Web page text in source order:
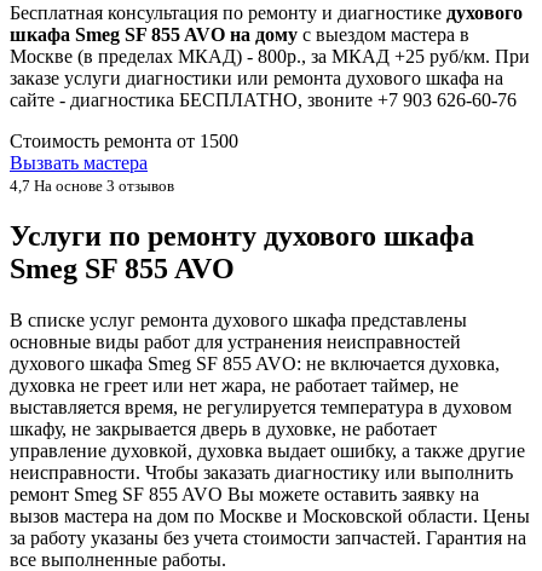
Бесплатная консультация по ремонту и диагностике духового
шкафа Smeg SF 855 AVO на дому с выездом мастера в
Москве (в пределах МКАД) - 800р., за МКАД +25 руб/км. При
заказе услуги диагностики или ремонта духового шкафа на
сайте - диагностика БЕСПЛАТНО, звоните +7 903 626-60-76
Стоимость ремонта от 1500
Вызвать мастера
4,7 На основе 3 отзывов
Услуги по ремонту духового шкафа
Smeg SF 855 AVO
В списке услуг ремонта духового шкафа представлены
основные виды работ для устранения неисправностей
духового шкафа Smeg SF 855 AVO: не включается духовка,
духовка не греет или нет жара, не работает таймер, не
выставляется время, не регулируется температура в духовом
шкафу, не закрывается дверь в духовке, не работает
управление духовкой, духовка выдает ошибку, а также другие
неисправности. Чтобы заказать диагностику или выполнить
ремонт Smeg SF 855 AVO Вы можете оставить заявку на
вызов мастера на дом по Москве и Московской области. Цены
за работу указаны без учета стоимости запчастей. Гарантия на
все выполненные работы.